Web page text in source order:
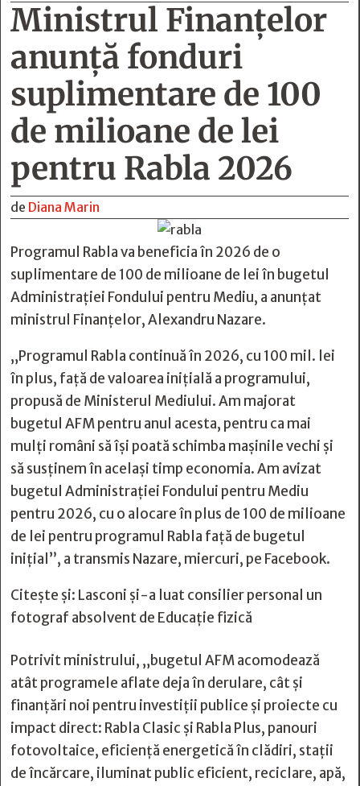
Ministrul Finanțelor
anunță fonduri
suplimentare de 100
de milioane de lei
pentru Rabla 2026
de Diana Marin
Programul Rabla va beneficia în 2026 de o
suplimentare de 100 de milioane de lei în bugetul
Administrației Fondului pentru Mediu, a anunțat
ministrul Finanțelor, Alexandru Nazare.
„Programul Rabla continuă în 2026, cu 100 mil. lei
în plus, față de valoarea inițială a programului,
propusă de Ministerul Mediului. Am majorat
bugetul AFM pentru anul acesta, pentru ca mai
mulți români să își poată schimba mașinile vechi și
să susținem în același timp economia. Am avizat
bugetul Administrației Fondului pentru Mediu
pentru 2026, cu o alocare în plus de 100 de milioane
de lei pentru programul Rabla față de bugetul
inițial”, a transmis Nazare, miercuri, pe Facebook.
Citește și: Lasconi şi-a luat consilier personal un
fotograf absolvent de Educaţie fizică
Potrivit ministrului, „bugetul AFM acomodează
atât programele aflate deja în derulare, cât și
finanțări noi pentru investiții publice și proiecte cu
impact direct: Rabla Clasic și Rabla Plus, panouri
fotovoltaice, eficiență energetică în clădiri, stații
de încărcare, iluminat public eficient, reciclare, apă,